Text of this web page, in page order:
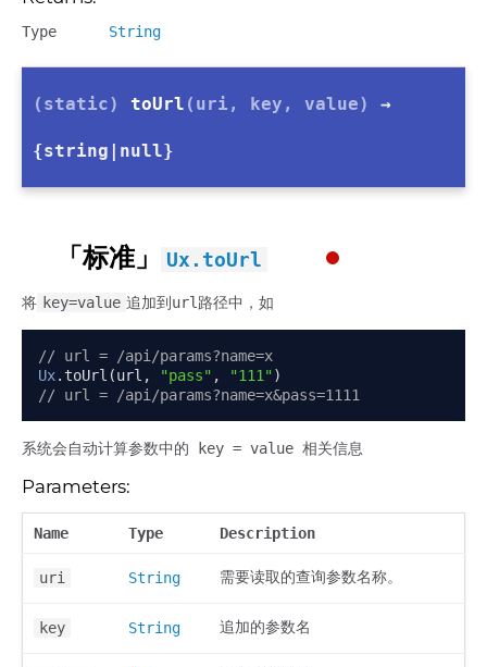
Type String
(static) toUrl (uri, key, value) →
{string|null}
「标准」 Ux.toUrl
将 key=value 追加到url路径中，如
// url = /api/params?name=x
Ux. toUrl (url , "pass" , "111" )
// url = /api/params?name=x&pass=1111
系统会自动计算参数中的 key = value 相关信息
Parameters:
Name Type Description
uri String 需要读取的查询参数名称。
key String 追加的参数名